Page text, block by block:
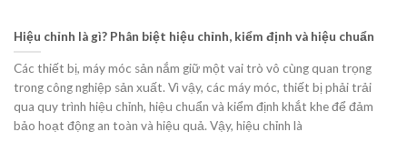
Hiệu chỉnh là gì? Phân biệt hiệu chỉnh, kiểm định và hiệu chuẩn
Các thiết bị, máy móc sản nắm giữ một vai trò vô cùng quan trọng
trong công nghiệp sản xuất. Vì vậy, các máy móc, thiết bị phải trải
qua quy trình hiệu chỉnh, hiệu chuẩn và kiểm định khắt khe để đảm
bảo hoạt động an toàn và hiệu quả. Vậy, hiệu chỉnh là